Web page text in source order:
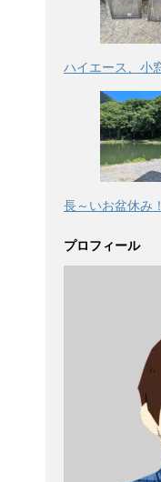
ハイエース、小
長～いお盆休み
プロフィール